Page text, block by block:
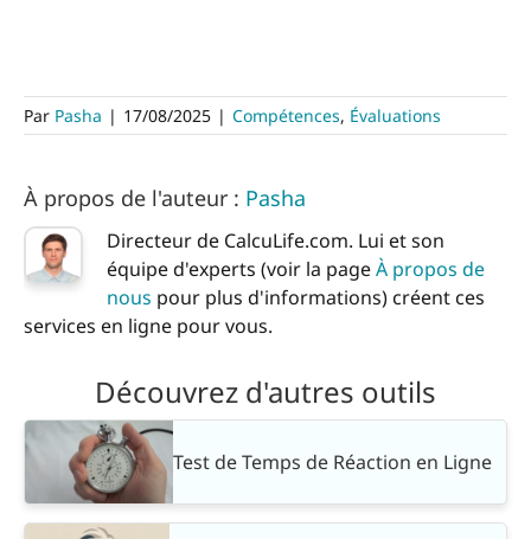
Par Pasha | 17/08/2025 | Compétences, Évaluations
À propos de l'auteur : Pasha
Directeur de CalcuLife.com. Lui et son
équipe d'experts (voir la pageÀ propos de
nous pour plus d'informations) créent ces
services en ligne pour vous.
Découvrez d'autres outils
Test de Temps de Réaction en Ligne